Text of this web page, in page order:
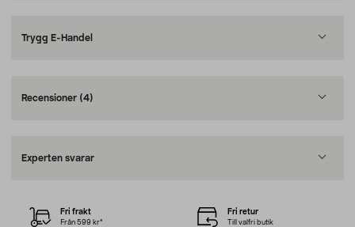
Trygg E-Handel
Recensioner (4)
Experten svarar
Fri frakt
Från 599 kr*
Fri retur
Till valfri butik